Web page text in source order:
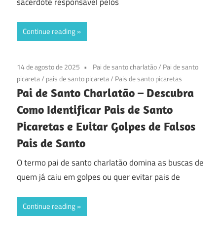
Continue reading
14 de agosto de 2025 Pai de santo charlatão/ Pai de santo
picareta/ pais de santo picareta/ Pais de santo picaretas
Pai de Santo Charlatão – Descubra
Como Identificar Pais de Santo
Picaretas e Evitar Golpes de Falsos
Pais de Santo
O termo pai de santo charlatão domina as buscas de
quem já caiu em golpes ou quer evitar pais de
Continue reading